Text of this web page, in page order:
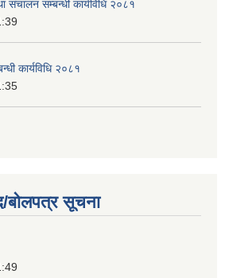
संचालन सम्बन्धी कार्यविधि २०८१
कार्यविधि २०८१
बोलपत्र सूचना